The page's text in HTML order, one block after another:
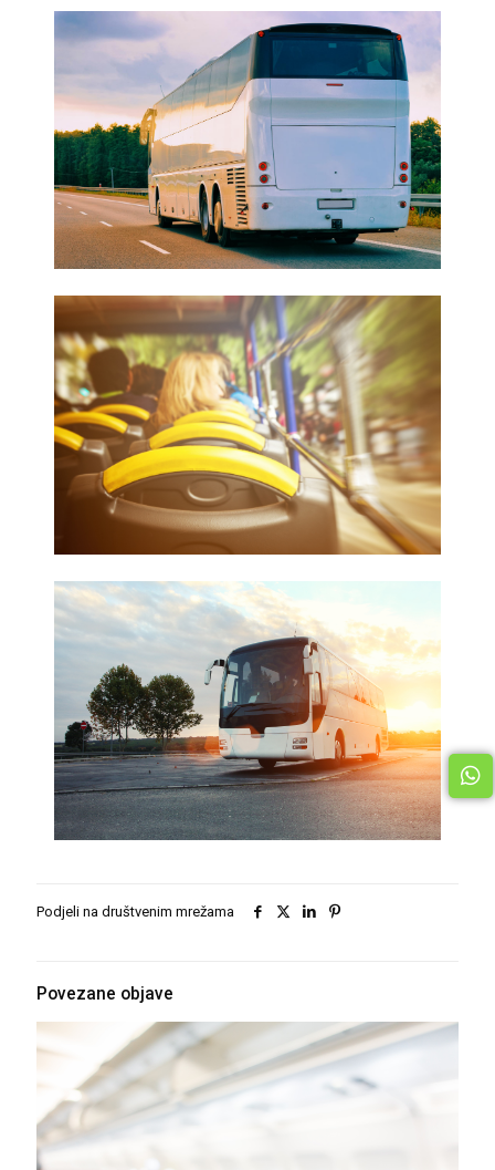
Podjeli na društvenim mrežama
Povezane objave